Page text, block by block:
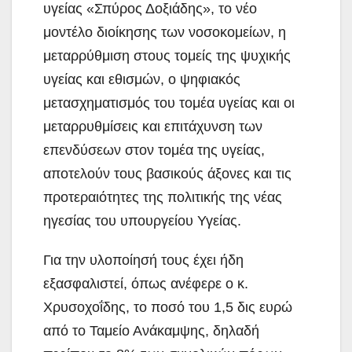
υγείας «Σπύρος Δοξιάδης», το νέο
μοντέλο διοίκησης των νοσοκομείων, η
μεταρρύθμιση στους τομείς της ψυχικής
υγείας και εθισμών, ο ψηφιακός
μετασχηματισμός του τομέα υγείας και οι
μεταρρυθμίσεις και επιτάχυνση των
επενδύσεων στον τομέα της υγείας,
αποτελούν τους βασικούς άξονες και τις
προτεραιότητες της πολιτικής της νέας
ηγεσίας του υπουργείου Υγείας.
Για την υλοποίησή τους έχει ήδη
εξασφαλιστεί, όπως ανέφερε ο κ.
Χρυσοχοΐδης, το ποσό του 1,5 δις ευρώ
από το Ταμείο Ανάκαμψης, δηλαδή